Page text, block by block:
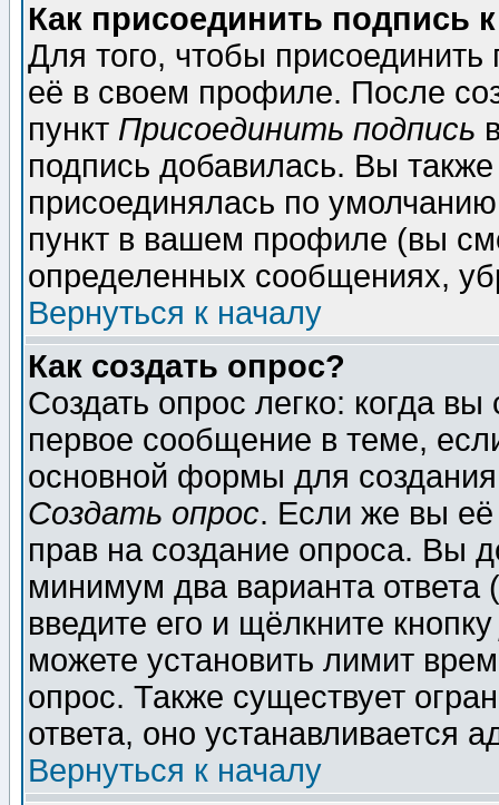
Как присоединить подпись
Для того, чтобы
её в своем профиле. После
пункт Присоединить подпись
подпись добавилась. Вы
присоединялась по
пункт в вашем профиле (вы
определенных сообщениях,
Вернуться к началу
Как создать опрос?
Создать опрос легко: когда
первое сообщение в теме,
основной формы для
Создать опрос. Если же вы её
прав на создание опроса. Вы
минимум два варианта ответа
введите его и щёлкните
можете установить лимит
опрос. Также существует
ответа, оно устанавливается
Вернуться к началу